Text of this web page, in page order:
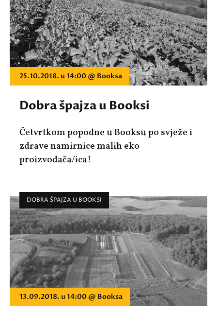
25.10.2018. u 14:00 @ Booksa
Dobra špajza u Booksi
Četvrtkom popodne u Booksu po svježe i
zdrave namirnice malih eko
proizvođača/ica!
DOBRA ŠPAJZA U BOOKSI
13.09.2018. u 14:00 @ Booksa